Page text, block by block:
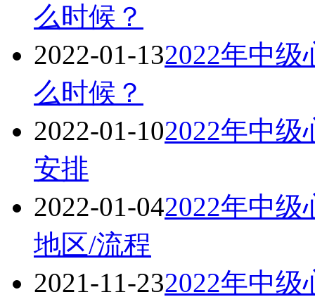
么时候？
2022-01-132022年中
么时候？
2022-01-102022年中
安排
2022-01-042022年中
地区/流程
2021-11-232022年中